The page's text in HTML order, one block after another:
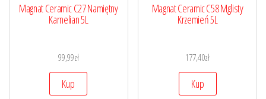
Magnat Ceramic C27 Namiętny
Karnelian 5L
99,99zł
Kup
Magnat Ceramic C58 Mglisty
Krzemień 5L
177,40zł
Kup